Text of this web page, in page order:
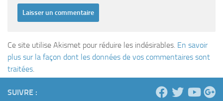
Ce site utilise Akismet pour réduire les indésirables. En savoir
plus sur la façon dont les données de vos commentaires sont
traitées.
SUIVRE :